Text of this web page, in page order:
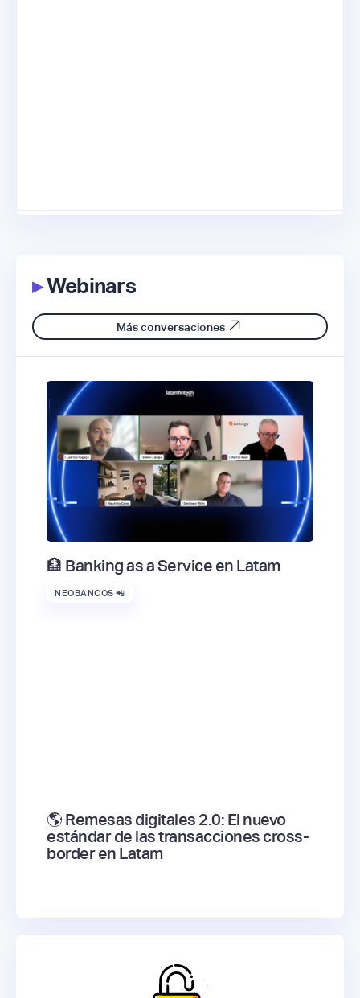
▸Webinars
Más conversaciones
🏦 Banking as a Service en Latam
NEOBANCOS 📲
🌎 Remesas digitales 2.0: El nuevo
estándar de las transacciones cross-
border en Latam